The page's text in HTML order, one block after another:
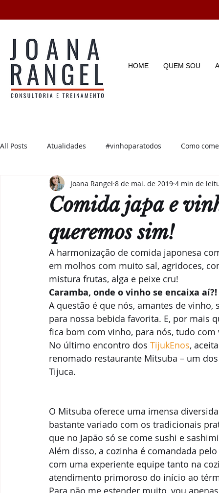
HOME QUEM SOU
All Posts Atualidades #vinhoparatodos Como
Degustações Enotícias Enoturismo Dicas e
Notas de "Bebelier"
Recomendações
Comida japa e
queremos sim!
Joana Rangel 8 de mai. de 2019 4 min de
A harmonização de comida japonesa
em molhos com muito sal, agridoces,
mistura frutas, alga e peixe cru!
Caramba, onde o vinho se encaixa aí?!
A questão é que nós, amantes de
para nossa bebida favorita. E, por mais
fica bom com vinho, para nós, tudo com
No último encontro dos TijukEnos,
renomado restaurante Mitsuba – um
Tijuca.
O Mitsuba oferece uma imensa
bastante variado com os tradicionais
que no Japão só se come sushi e
Além disso, a cozinha é comandada
com uma experiente equipe tanto na
atendimento primoroso do início ao
Para não me estender muito, vou